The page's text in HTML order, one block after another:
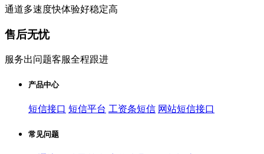
通道多速度快体验好稳定高
售后无忧
服务出问题客服全程跟进
产品中心
短信接口 短信平台 工资条短信 网站短信接口
常见问题